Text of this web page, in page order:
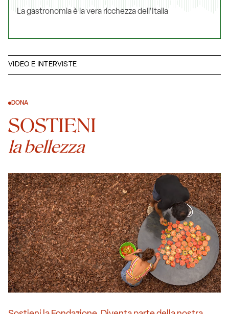
VIDEO E INTERVISTE
La gastronomia è la vera ricchezza dell'Italia
DONA
SOSTIENI
la bellezza